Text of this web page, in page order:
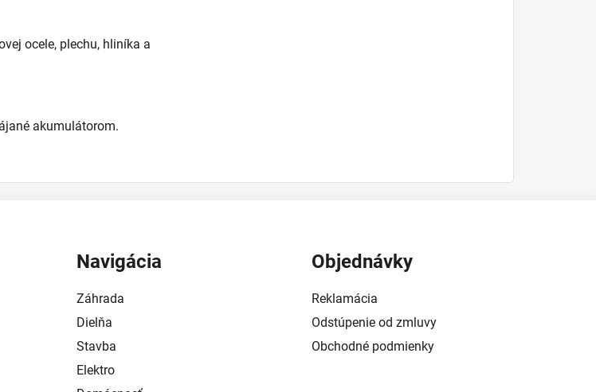
ocele, plechu, hliníka a
akumulátorom.
Navigácia
Záhrada
Dielňa
Stavba
Elektro
Objednávky
Reklamácia
Odstúpenie od zmluvy
Obchodné podmienky